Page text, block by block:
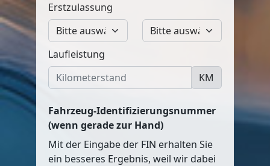
Erstzulassung
Laufleistung
KM
Fahrzeug-Identifizierungsnummer
(wenn gerade zur Hand)
Mit der Eingabe der FIN erhalten Sie
ein besseres Ergebnis, weil wir dabei